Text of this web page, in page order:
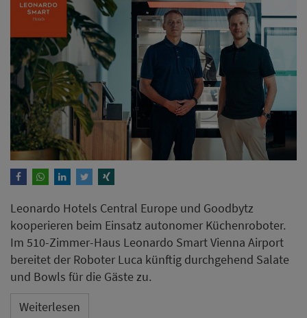
Leonardo Hotels Central Europe und Goodbytz
kooperieren beim Einsatz autonomer Küchenroboter.
Im 510-Zimmer-Haus Leonardo Smart Vienna Airport
bereitet der Roboter Luca künftig durchgehend Salate
und Bowls für die Gäste zu.
Weiterlesen
Hotel Maximilian's Augsburg
eröffnet Neubau mit sieben
Suiten und Rooftop-Pool